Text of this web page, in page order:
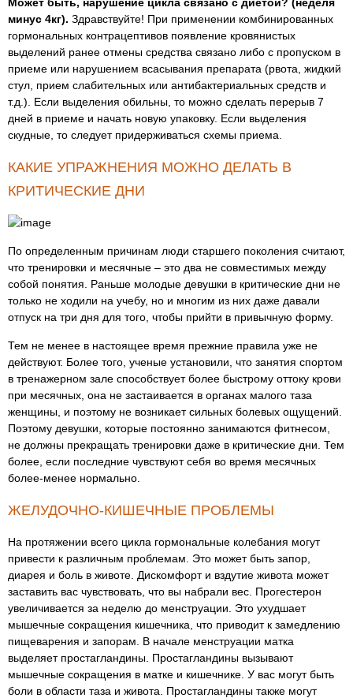
минус 4кг). Здравствуйте! При применении комбинированных
гормональных контрацептивов появление кровянистых
выделений ранее отмены средства связано либо с пропуском в
приеме или нарушением всасывания препарата (рвота, жидкий
стул, прием слабительных или антибактериальных средств и
т.д.). Если выделения обильны, то можно сделать перерыв 7
дней в приеме и начать новую упаковку. Если выделения
скудные, то следует придерживаться схемы приема.
КАКИЕ УПРАЖНЕНИЯ МОЖНО ДЕЛАТЬ В
КРИТИЧЕСКИЕ ДНИ
По определенным причинам люди старшего поколения считают,
что тренировки и месячные – это два не совместимых между
собой понятия. Раньше молодые девушки в критические дни не
только не ходили на учебу, но и многим из них даже давали
отпуск на три дня для того, чтобы прийти в привычную форму.
Тем не менее в настоящее время прежние правила уже не
действуют. Более того, ученые установили, что занятия спортом
в тренажерном зале способствует более быстрому оттоку крови
при месячных, она не застаивается в органах малого таза
женщины, и поэтому не возникает сильных болевых ощущений.
Поэтому девушки, которые постоянно занимаются фитнесом,
не должны прекращать тренировки даже в критические дни. Тем
более, если последние чувствуют себя во время месячных
более-менее нормально.
ЖЕЛУДОЧНО-КИШЕЧНЫЕ ПРОБЛЕМЫ
На протяжении всего цикла гормональные колебания могут
привести к различным проблемам. Это может быть запор,
диарея и боль в животе. Дискомфорт и вздутие живота может
заставить вас чувствовать, что вы набрали вес. Прогестерон
увеличивается за неделю до менструации. Это ухудшает
мышечные сокращения кишечника, что приводит к замедлению
пищеварения и запорам. В начале менструации матка
выделяет простагландины. Простагландины вызывают
мышечные сокращения в матке и кишечнике. У вас могут быть
боли в области таза и живота. Простагландины также могут